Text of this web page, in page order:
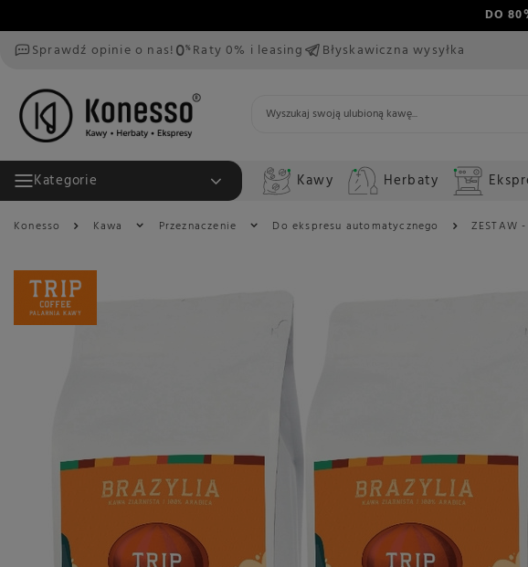
DO
Sprawdź opinie o nas!
Raty 0% i leasing Błyskawiczna wysyłka
Kategorie Kawy Herbaty
Konesso Kawa Przeznaczenie Do ekspresu automatycznego ZESTAW